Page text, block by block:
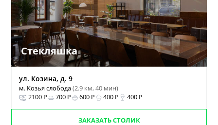
Стекляшка
ул. Козина, д. 9
м. Козья слобода(2.9 км, 40 мин)
2100 ₽
700 ₽ 600 ₽ 400 ₽ 400 ₽
ЗАКАЗАТЬ СТОЛИК